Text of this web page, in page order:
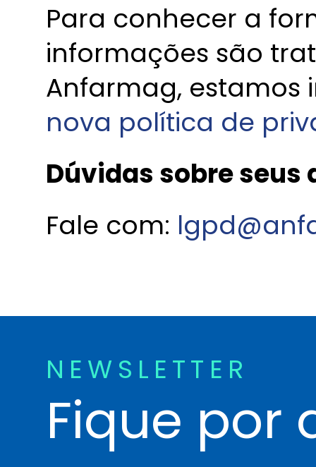
Para conhecer a
informações são
Anfarmag,
nova política de
Dúvidas sobre seus
Fale com:
NEWSLETTER
Fique por